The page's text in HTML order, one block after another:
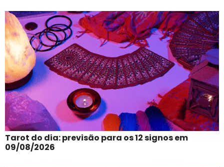
Tarot do dia: previsão para os 12 signos em
09/08/2026